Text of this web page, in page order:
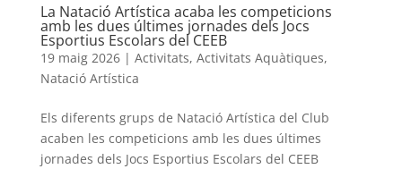
La Natació Artística acaba les competicions
amb les dues últimes jornades dels Jocs
Esportius Escolars del CEEB
19 maig 2026| Activitats, Activitats Aquàtiques,
Natació Artística
Els diferents grups de Natació Artística del Club
acaben les competicions amb les dues últimes
jornades dels Jocs Esportius Escolars del CEEB